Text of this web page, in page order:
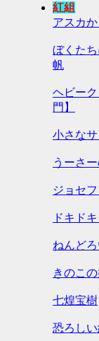
紅組
アスカ
ぼくた
帆
ヘビー
門】
小さなサ
うーさ
ジョセ
ドキド
ねんど
きのこ
七煌宝樹
恐ろしい